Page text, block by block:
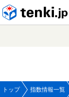
トップ 指数情報一覧